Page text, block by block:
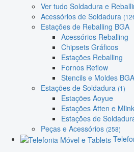
Ver tudo Soldadura e
Acessórios de Soldadura
Estações de Reballing BGA
Acessórios Reballing
Chipsets Gráficos
Estações Reballing
Fornos Reflow
Stencils e Moldes BGA
Estações de Soldadura (1)
Estações Aoyue
Estações Atten e Mlink
Estações de
Peças e Acessórios (258)